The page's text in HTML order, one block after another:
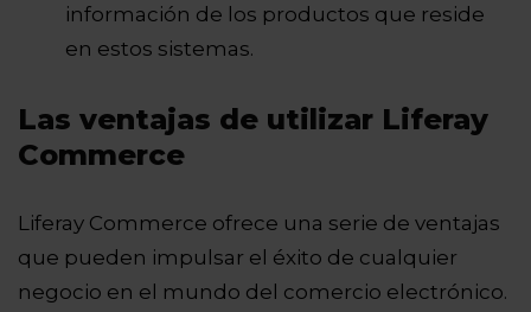
información de los productos que reside
en estos sistemas.
Las ventajas de utilizar Liferay
Commerce
Liferay Commerce ofrece una serie de ventajas
que pueden impulsar el éxito de cualquier
negocio en el mundo del comercio electrónico.